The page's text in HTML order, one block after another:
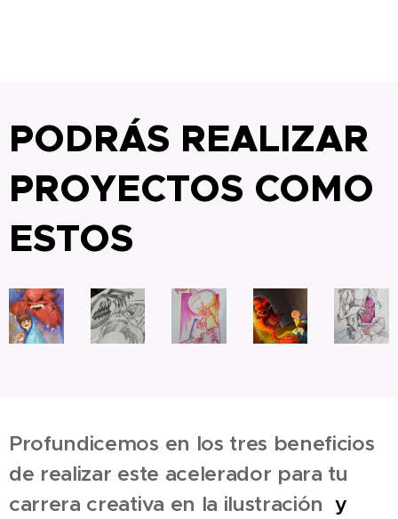
PODRÁS REALIZAR
PROYECTOS COMO
ESTOS
Profundicemos en los tres beneficios
de realizar este acelerador para tu
carrera creativa en la ilustración y